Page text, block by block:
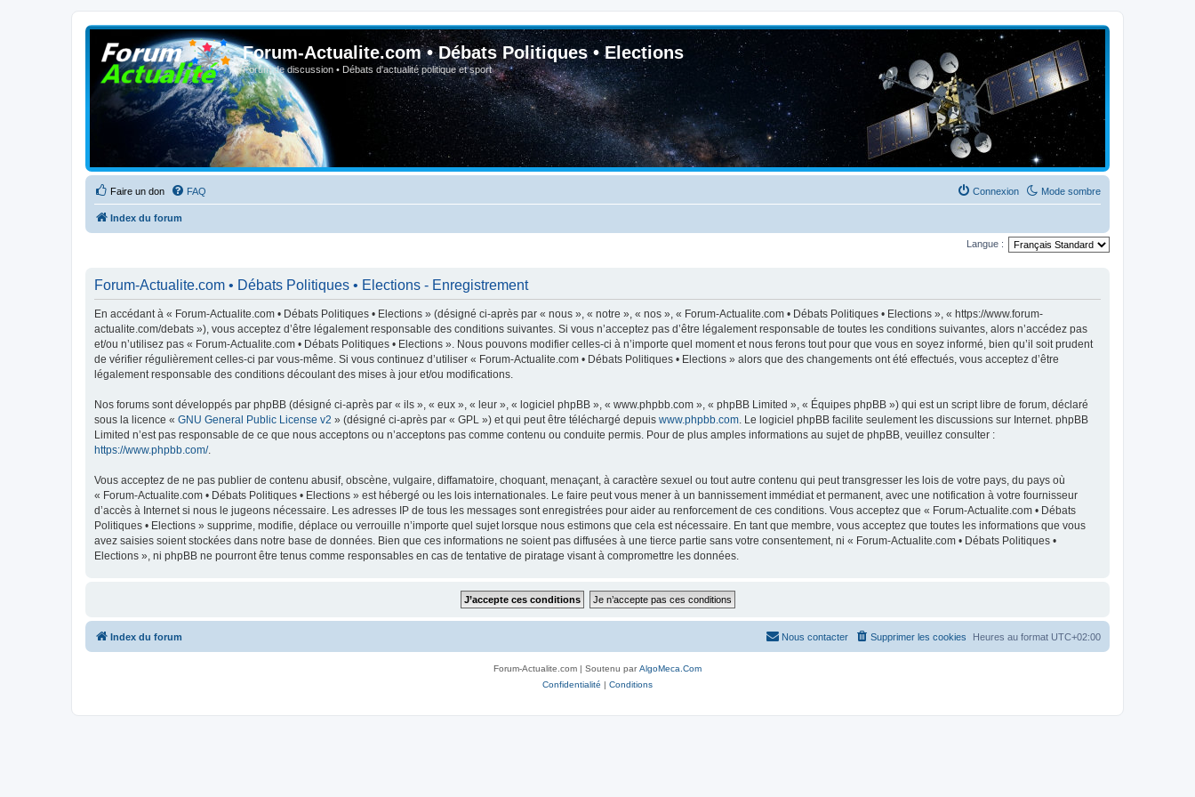
Forum-Actualite.com • Débats Politiques • Elections
Forum de discussion • Débats d'actualité politique et sport
Faire un don Mode sombre
FAQ Connexion
Index du forum
Langue :
Forum-Actualite.com • Débats Politiques • Elections - Enregistrement
En accédant à « Forum-Actualite.com • Débats Politiques • Elections » (désigné ci-après par « nous », « notre », « nos », « Forum-Actualite.com • Débats Politiques • Elections », « https://www.forum-
actualite.com/debats »), vous acceptez d’être légalement responsable des conditions suivantes. Si vous n’acceptez pas d’être légalement responsable de toutes les conditions suivantes, alors n’accédez pas
et/ou n’utilisez pas « Forum-Actualite.com • Débats Politiques • Elections ». Nous pouvons modifier celles-ci à n’importe quel moment et nous ferons tout pour que vous en soyez informé, bien qu’il soit prudent
de vérifier régulièrement celles-ci par vous-même. Si vous continuez d’utiliser « Forum-Actualite.com • Débats Politiques • Elections » alors que des changements ont été effectués, vous acceptez d’être
légalement responsable des conditions découlant des mises à jour et/ou modifications.
Nos forums sont développés par phpBB (désigné ci-après par « ils », « eux », « leur », « logiciel phpBB », « www.phpbb.com », « phpBB Limited », « Équipes phpBB ») qui est un script libre de forum, déclaré
sous la licence « GNU General Public License v2 » (désigné ci-après par « GPL ») et qui peut être téléchargé depuis www.phpbb.com . Le logiciel phpBB facilite seulement les discussions sur Internet. phpBB
Limited n’est pas responsable de ce que nous acceptons ou n’acceptons pas comme contenu ou conduite permis. Pour de plus amples informations au sujet de phpBB, veuillez consulter :
https://www.phpbb.com/.
Vous acceptez de ne pas publier de contenu abusif, obscène, vulgaire, diffamatoire, choquant, menaçant, à caractère sexuel ou tout autre contenu qui peut transgresser les lois de votre pays, du pays où
« Forum-Actualite.com • Débats Politiques • Elections » est hébergé ou les lois internationales. Le faire peut vous mener à un bannissement immédiat et permanent, avec une notification à votre fournisseur
d’accès à Internet si nous le jugeons nécessaire. Les adresses IP de tous les messages sont enregistrées pour aider au renforcement de ces conditions. Vous acceptez que « Forum-Actualite.com • Débats
Politiques • Elections » supprime, modifie, déplace ou verrouille n’importe quel sujet lorsque nous estimons que cela est nécessaire. En tant que membre, vous acceptez que toutes les informations que vous
avez saisies soient stockées dans notre base de données. Bien que ces informations ne soient pas diffusées à une tierce partie sans votre consentement, ni « Forum-Actualite.com • Débats Politiques •
Elections », ni phpBB ne pourront être tenus comme responsables en cas de tentative de piratage visant à compromettre les données.
Index du forum Heures au format UTC+02:00
Supprimer les cookies
Nous contacter
Forum-Actualite.com | Soutenu parAlgoMeca.Com
Confidentialité | Conditions